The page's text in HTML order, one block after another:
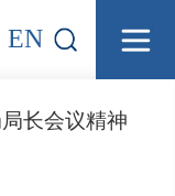
EN
长会议精神